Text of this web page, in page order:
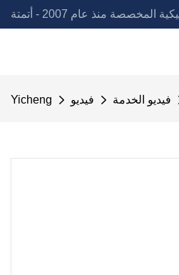
Yicheng فيديو فيديو الخدمة